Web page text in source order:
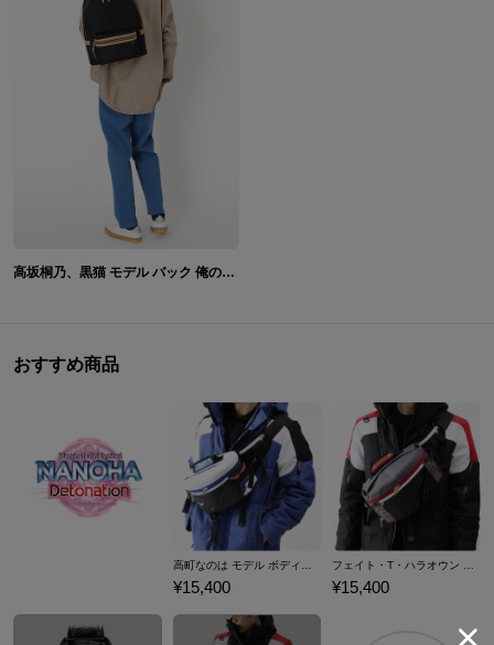
高坂桐乃、黒猫 モデル バック 俺の妹がこんなに可愛いわけがない。
おすすめ商品
高町なのは モデル ボディバッグ 魔法少女リリカルなのは Detonation
¥15,400
フェイト・T・ハラオウン モデル ボディバッグ 魔法少女リリカルなのは Detonation
¥15,400